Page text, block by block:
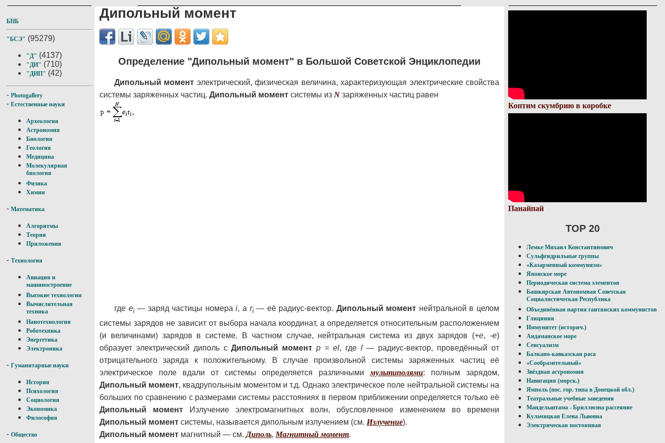
БНБ
"БСЭ" (95279)
"Д" (4137)
"ДИ" (710)
"ДИП" (42)
- Photogallery
- Естественные науки
Археология
Астрономия
Биология
Геология
Медицина
Молекулярная
биология
Физика
Химия
- Математика
Алгоритмы
Теория
Приложения
- Технология
Авиация и
машиностроение
Высокие технологии
Вычислительная
техника
Нанотехнология
Роботехника
Энергетика
Электроника
- Гуманитарные науки
История
Психология
Социология
Экономика
Философия
- Общество
Дипольный момент
Определение "Дипольный момент" в Большой Советской Энциклопедии
Дипольный момент электрический, физическая величина, характеризующая электрические свойства
системы заряженных частиц. Дипольный момент системы из N заряженных частиц равен
где ei— заряд частицы номераi, а ri— её радиус-вектор. Дипольный момент нейтральной в целом
системы зарядов не зависит от выбора начала координат, а определяется относительным расположением
(и величинами) зарядов в системе. В частном случае, нейтральная система из двух зарядов (+е, -е)
образует электрический диполь сДипольный момент р = el, где l— радиус-вектор, проведённый от
отрицательного заряда к положительному. В случае произвольной системы заряженных частиц её
электрическое поле вдали от системы определяется различнымимультиполями: полным зарядом,
Дипольный момент, квадрупольным моментом и т.д. Однако электрическое поле нейтральной системы на
больших по сравнению с размерами системы расстояниях в первом приближении определяется только её
Дипольный момент Излучение электромагнитных волн, обусловленное изменением во времени
Дипольный момент системы, называется дипольным излучением (см. Излучение).
Дипольный момент магнитный — см. Диполь, Магнитный момент.
Коптим скумбрию в коробке
Панайпай
TOP 20
Лемке Михаил Константинович
Сульфгидрильные группы
«Казарменный коммунизм»
Японское море
Периодическая система элементов
Башкирская Автономная Советская
Социалистическая Республика
Объединённая партия гаитянских коммунистов
Глициния
Иммунитет (историч.)
Андаманское море
Сенсуализм
Балкано-кавказская раса
«Сообразительный»
Звёздная астрономия
Навигация (морск.)
Ямполь (пос. гор. типа в Донецкой обл.)
Театральные учебные заведения
Мандельштама - Бриллюэна рассеяние
Кульчицкая Елена Львовна
Электрическая постоянная